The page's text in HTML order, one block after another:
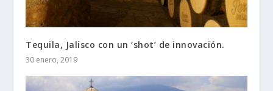
Tequila, Jalisco con un ‘shot’ de innovación.
30 enero, 2019